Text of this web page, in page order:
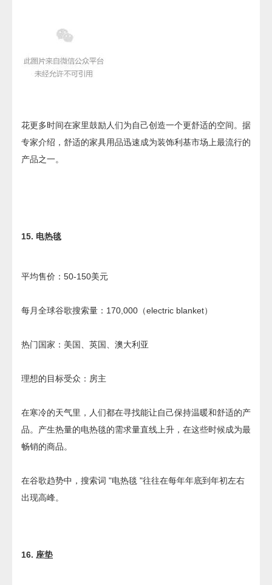
花更多时间在家里鼓励人们为自己创造一个更舒适的空间。据
专家介绍，舒适的家具用品迅速成为装饰利基市场上最流行的
产品之一。
15. 电热毯
平均售价：50-150美元
每月全球谷歌搜索量：170,000（electric blanket）
热门国家：美国、英国、澳大利亚
理想的目标受众：房主
在寒冷的天气里，人们都在寻找能让自己保持温暖和舒适的产
品。产生热量的电热毯的需求量直线上升，在这些时候成为最
畅销的商品。
在谷歌趋势中，搜索词 "电热毯 "往往在每年年底到年初左右
出现高峰。
16. 座垫